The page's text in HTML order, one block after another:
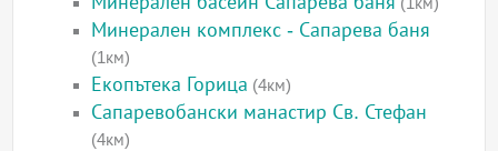
Минерален комплекс - Сапарева баня
(1км)
Екопътека Горица (4км)
Сапаревобански манастир Св. Стефан
(4км)